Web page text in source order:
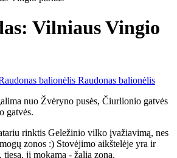
Vilniaus Vingio
Raudonas balionėlis
nuo Žvėryno pusės, Čiurlionio gatvės
gatvės.
rinktis Geležinio vilko įvažiavimą, nes
zonos :) Stovėjimo aikštelėje yra ir
tiesa, ji mokama - žalia zona.